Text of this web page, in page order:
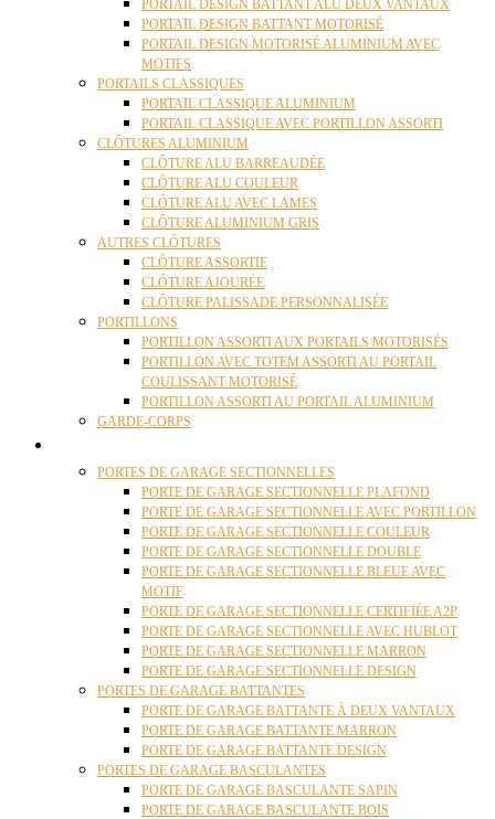
PORTAIL DESIGN BATTANT ALU DEUX VANTAUX
PORTAIL DESIGN BATTANT MOTORISÉ
PORTAIL DESIGN MOTORISÉ ALUMINIUM AVEC
MOTIFS
PORTAILS CLASSIQUES
PORTAIL CLASSIQUE ALUMINIUM
PORTAIL CLASSIQUE AVEC PORTILLON ASSORTI
CLÔTURES ALUMINIUM
CLÔTURE ALU BARREAUDÉE
CLÔTURE ALU COULEUR
CLÔTURE ALU AVEC LAMES
CLÔTURE ALUMINIUM GRIS
AUTRES CLÔTURES
CLÔTURE ASSORTIE
CLÔTURE AJOURÉE
CLÔTURE PALISSADE PERSONNALISÉE
PORTILLONS
PORTILLON ASSORTI AUX PORTAILS MOTORISÉS
PORTILLON AVEC TOTEM ASSORTI AU PORTAIL
COULISSANT MOTORISÉ
PORTILLON ASSORTI AU PORTAIL ALUMINIUM
GARDE-CORPS
PORTES DE GARAGE SECTIONNELLES
PORTE DE GARAGE SECTIONNELLE PLAFOND
PORTE DE GARAGE SECTIONNELLE AVEC PORTILLON
PORTE DE GARAGE SECTIONNELLE COULEUR
PORTE DE GARAGE SECTIONNELLE DOUBLE
PORTE DE GARAGE SECTIONNELLE BLEUE AVEC
MOTIF
PORTE DE GARAGE SECTIONNELLE CERTIFIÉE A2P
PORTE DE GARAGE SECTIONNELLE AVEC HUBLOT
PORTE DE GARAGE SECTIONNELLE MARRON
PORTE DE GARAGE SECTIONNELLE DESIGN
PORTES DE GARAGE BATTANTES
PORTE DE GARAGE BATTANTE À DEUX VANTAUX
PORTE DE GARAGE BATTANTE MARRON
PORTE DE GARAGE BATTANTE DESIGN
PORTES DE GARAGE BASCULANTES
PORTE DE GARAGE BASCULANTE SAPIN
PORTE DE GARAGE BASCULANTE BOIS